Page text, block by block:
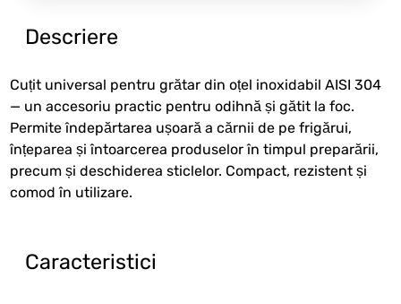
Descriere
Cuțit universal pentru grătar din oțel inoxidabil AISI 304
— un accesoriu practic pentru odihnă și gătit la foc.
Permite îndepărtarea ușoară a cărnii de pe frigărui,
înțeparea și întoarcerea produselor în timpul preparării,
precum și deschiderea sticlelor. Compact, rezistent și
comod în utilizare.
Caracteristici